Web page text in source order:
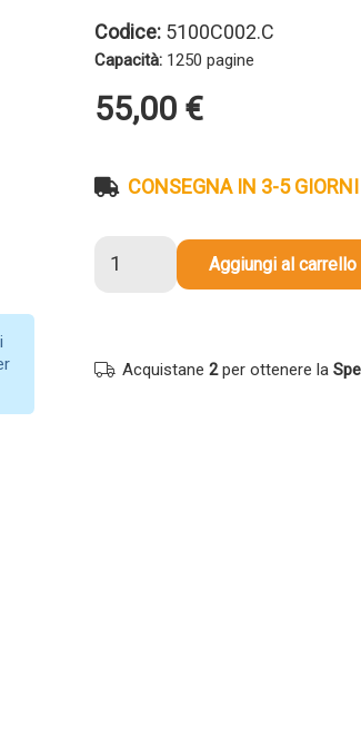
Codice: 5100C002.C
Capacità: 1250 pagine
55,00 €
CONSEGNA IN 3-5 GIORNI
compatibile
MAGENTA
Aggiungi al carrello
Acquistane 2per ottenere la